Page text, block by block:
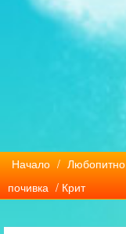
Начало / Любопитно
почивка / Крит